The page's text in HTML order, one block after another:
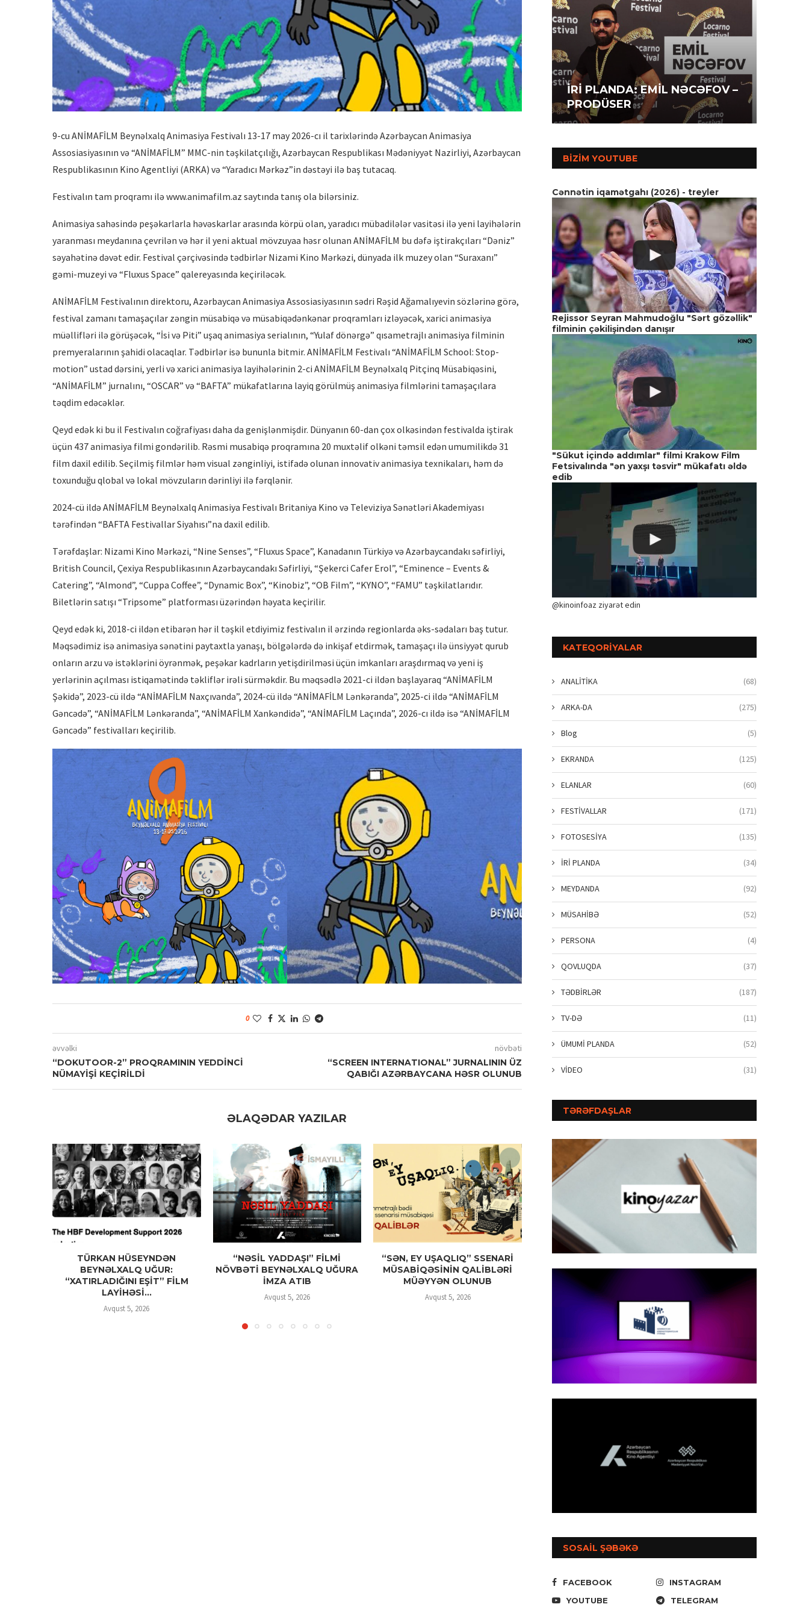
9-cu ANİMAFİLM Beynəlxalq Animasiya Festivalı 13-17 may 2026-cı il tarixlərində Azərbaycan Animasiya
Assosiasiyasının və “ANİMAFİLM” MMC-nin təşkilatçılığı, Azərbaycan Respublikası Mədəniyyət Nazirliyi, Azərbaycan
Respublikasının Kino Agentliyi (ARKA) və “Yaradıcı Mərkəz”in dəstəyi ilə baş tutacaq.
Festivalın tam proqramı ilə www.animafilm.az saytında tanış ola bilərsiniz.
Animasiya sahəsində peşəkarlarla həvəskarlar arasında körpü olan, yaradıcı mübadilələr vasitəsi ilə yeni layihələrin
yaranması meydanına çevrilən və hər il yeni aktual mövzuyaa həsr olunan ANİMAFİLM bu dəfə iştirakçıları “Dəniz”
səyahətinə dəvət edir. Festival çərçivəsində tədbirlər Nizami Kino Mərkəzi, dünyada ilk muzey olan “Suraxanı”
gəmi-muzeyi və “Fluxus Space” qalereyasında keçiriləcək.
ANİMAFİLM Festivalının direktoru, Azərbaycan Animasiya Assosiasiyasının sədri Rəşid Ağamalıyevin sözlərinə görə,
festival zamanı tamaşaçılar zəngin müsabiqə və müsabiqədənkənar proqramları izləyəcək, xarici animasiya
müəllifləri ilə görüşəcək, “İsi və Piti” uşaq animasiya serialının, “Yulaf dönərgə” qısametrajlı animasiya filminin
premyeralarının şahidi olacaqlar. Tədbirlər isə bununla bitmir. ANİMAFİLM Festivalı “ANİMAFİLM School: Stop-
motion” ustad dərsini, yerli və xarici animasiya layihələrinin 2-ci ANİMAFİLM Beynəlxalq Pitçinq Müsabiqəsini,
“ANİMAFİLM” jurnalını, “OSCAR” və “BAFTA” mükafatlarına layiq görülmüş animasiya filmlərini tamaşaçılara
təqdim edəcəklər.
Qeyd edək ki bu il Festivalın coğrafiyası daha da genişlənmişdir. Dünyanın 60-dan çox olkəsindən festivalda iştirak
üçün 437 animasiya filmi gondərilib. Rəsmi musabiqə proqramına 20 muxtəlif olkəni təmsil edən umumilikdə 31
film daxil edilib. Seçilmiş filmlər həm visual zənginliyi, istifadə olunan innovativ animasiya texnikaları, həm də
toxunduğu qlobal və lokal mövzuların dərinliyi ilə fərqlənir.
2024-cü ildə ANİMAFİLM Beynəlxalq Animasiya Festivalı Britaniya Kino və Televiziya Sənətləri Akademiyası
tərəfindən “BAFTA Festivallar Siyahısı”na daxil edilib.
Tərəfdaşlar: Nizami Kino Mərkəzi, “Nine Senses”, “Fluxus Space”, Kanadanın Türkiyə və Azərbaycandakı səfirliyi,
British Council, Çexiya Respublikasının Azərbaycandakı Səfirliyi, “Şekerci Cafer Erol”, “Eminence – Events &
Catering”, “Almond”, “Cuppa Coffee”, “Dynamic Box”, “Kinobiz”, “OB Film”, “KYNO”, “FAMU” təşkilatlarıdır.
Biletlərin satışı “Tripsome” platforması üzərindən həyata keçirilir.
Qeyd edək ki, 2018-ci ildən etibarən hər il təşkil etdiyimiz festivalın il ərzində regionlarda əks-sədaları baş tutur.
Məqsədimiz isə animasiya sənətini paytaxtla yanaşı, bölgələrdə də inkişaf etdirmək, tamaşaçı ilə ünsiyyət qurub
onların arzu və istəklərini öyrənmək, peşəkar kadrların yetişdirilməsi üçün imkanları araşdırmaq və yeni iş
yerlərinin açılması istiqamətində təkliflər irəli sürməkdir. Bu məqsədlə 2021-ci ildən başlayaraq “ANİMAFİLM
Şəkidə”, 2023-cü ildə “ANİMAFİLM Naxçıvanda”, 2024-cü ildə “ANİMAFİLM Lənkəranda”, 2025-ci ildə “ANİMAFİLM
Gəncədə”, “ANİMAFİLM Lənkəranda”, “ANİMAFİLM Xankəndidə”, “ANİMAFİLM Laçında”, 2026-cı ildə isə “ANİMAFİLM
Gəncədə” festivalları keçirilib.
0
əvvəlki
“DOKUTOOR-2” PROQRAMININ YEDDİNCİ
NÜMAYİŞİ KEÇİRİLDİ
növbəti
“SCREEN INTERNATIONAL” JURNALININ ÜZ
QABIĞI AZƏRBAYCANA HƏSR OLUNUB
ƏLAQƏDAR YAZILAR
TÜRKAN HÜSEYNDƏN
BEYNƏLXALQ UĞUR:
“XATIRLADIĞINI EŞİT” FİLM
LAYİHƏSİ...
Avqust 5, 2026
“NƏSİL YADDAŞI” FİLMİ
NÖVBƏTİ BEYNƏLXALQ UĞURA
İMZA ATIB
Avqust 5, 2026
“SƏN, EY UŞAQLIQ” SSENARİ
MÜSABİQƏSİNİN QALİBLƏRİ
MÜƏYYƏN OLUNUB
Avqust 5, 2026
ULDUZLARIN İŞIĞINDA
“ULDUZLARIN
İRİ PLANDA: EMİL NƏCƏFOV –
PRODÜSER
İRİ PLANDA: İLAHƏ
HƏSƏNOVA – AKTRİSA
BIZIM YOUTUBE
Cənnətin iqamətgahı (2026) - treyler
Rejissor Seyran Mahmudoğlu "Sərt gözəllik"
filminin çəkilişindən danışır
"Sükut içində addımlar" filmi Krakow Film
Fetsivalında "ən yaxşı təsvir" mükafatı əldə
edib
@kinoinfoaz ziyarət edin
KATEQORIYALAR
ANALİTİKA (68)
ARKA-DA (275)
Blog (5)
EKRANDA (125)
ELANLAR (60)
FESTİVALLAR (171)
FOTOSESİYA (135)
İRİ PLANDA (34)
MEYDANDA (92)
MÜSAHİBƏ (52)
PERSONA (4)
QOVLUQDA (37)
TƏDBİRLƏR (187)
TV-DƏ (11)
ÜMUMİ PLANDA (52)
VİDEO (31)
TƏRƏFDAŞLAR
SOSAİL ŞƏBƏKƏ
FACEBOOK
INSTAGRAM
YOUTUBE
TELEGRAM